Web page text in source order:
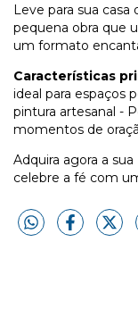
Leve para sua
pequena obra que
um formato
Características
ideal para espaços
pintura artesanal -
momentos de
Adquira agora a
celebre a fé com